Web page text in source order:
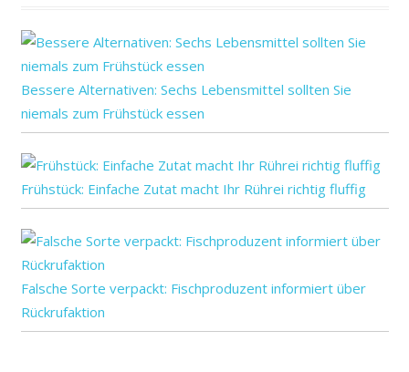
ist
jemand
Neuer
ob
zu
Bessere Alternativen: Sechs Lebensmittel sollten Sie
niemals zum Frühstück essen
Frühstück: Einfache Zutat macht Ihr Rührei richtig fluffig
Falsche Sorte verpackt: Fischproduzent informiert über
Rückrufaktion